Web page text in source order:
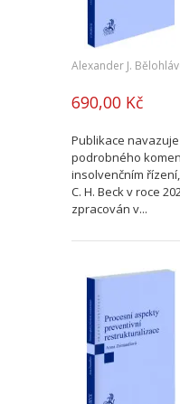
Alexander J.
690,00 Kč
Publikace
podrobného
insolvenčním
C. H. Beck v roce
zpracován v...